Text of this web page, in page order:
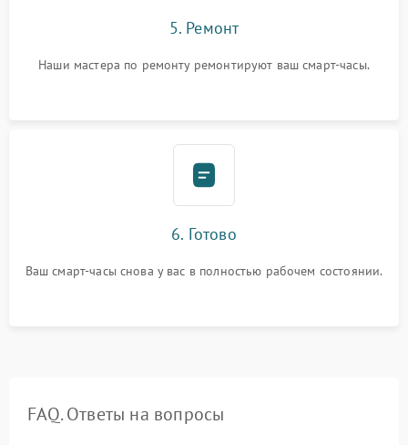
5. Ремонт
Наши мастера по ремонту ремонтируют ваш смарт-часы.
6. Готово
Ваш смарт-часы снова у вас в полностью рабочем состоянии.
FAQ. Ответы на вопросы